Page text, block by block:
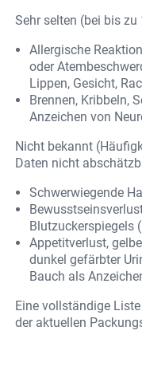
Sehr selten (bei bis
Allergische
oder
Lippen, Gesicht,
Brennen, Kribbeln,
Anzeichen von
Nicht bekannt
Daten nicht
Schwerwiegende
Blutzuckerspiegels
Appetitverlust,
dunkel gefärbter
Bauch als
Eine vollständige
der aktuellen